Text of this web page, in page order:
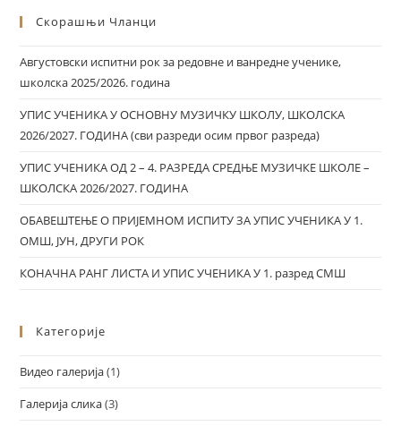
Скорашњи Чланци
Августовски испитни рок за редовне и ванредне ученике,
школска 2025/2026. година
УПИС УЧЕНИКА У ОСНОВНУ МУЗИЧКУ ШКОЛУ, ШКОЛСКА
2026/2027. ГОДИНА (сви разреди осим првог разреда)
УПИС УЧЕНИКА ОД 2 – 4. РАЗРЕДА СРЕДЊЕ МУЗИЧКЕ ШКОЛЕ –
ШКОЛСКА 2026/2027. ГОДИНА
ОБАВЕШТЕЊЕ О ПРИЈЕМНОМ ИСПИТУ ЗА УПИС УЧЕНИКА У 1.
ОМШ, ЈУН, ДРУГИ РОК
КОНАЧНА РАНГ ЛИСТА И УПИС УЧЕНИКА У 1. разред СМШ
Категорије
Видео галерија(1)
Галерија слика(3)